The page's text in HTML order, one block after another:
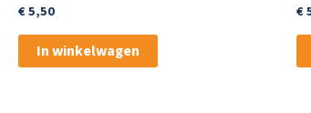
€5,50
In winkelwagen
€